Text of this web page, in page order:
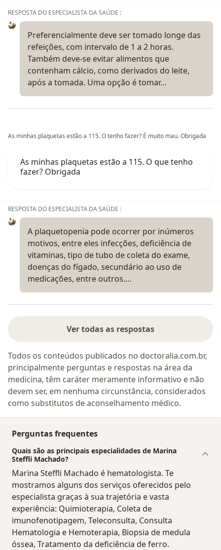
RESPOSTA DO ESPECIALISTA DA SAÚDE :
Preferencialmente deve ser tomado longe das
refeições, com intervalo de 1 a 2 horas.
Também deve-se evitar alimentos que
contenham cálcio, como derivados do leite,
após a tomada. Uma opção é tomar…
As minhas plaquetas estão a 115. O tenho fazer? É muito mau. Obrigada
As minhas plaquetas estão a 115. O que tenho
fazer? Obrigada
RESPOSTA DO ESPECIALISTA DA SAÚDE :
A plaquetopenia pode ocorrer por inúmeros
motivos, entre eles infecções, deficiência de
vitaminas, tipo de tubo de coleta do exame,
doenças do fígado, secundário ao uso de
medicações, entre outros.…
Ver todas as respostas
Todos os conteúdos publicados no doctoralia.com.br,
principalmente perguntas e respostas na área da
medicina, têm caráter meramente informativo e não
devem ser, em nenhuma circunstância, considerados
como substitutos de aconselhamento médico.
Perguntas frequentes
Quais são as principais especialidades de Marina
Steffli Machado?
Marina Steffli Machado é hematologista. Te
mostramos alguns dos serviços oferecidos pelo
especialista graças à sua trajetória e vasta
experiência: Quimioterapia, Coleta de
imunofenotipagem, Teleconsulta, Consulta
Hematologia e Hemoterapia, Biopsia de medula
óssea, Tratamento da deficiência de ferro.